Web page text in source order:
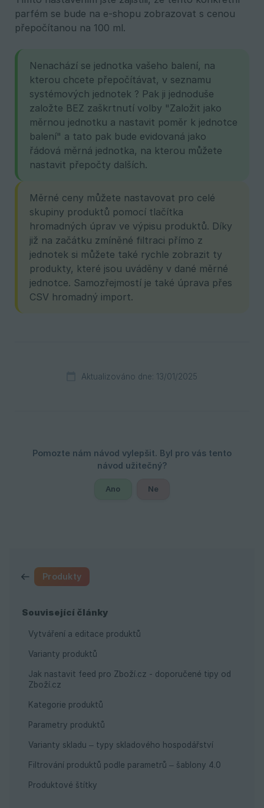
Produkty
Související články
Vytváření a editace produktů
Varianty produktů
Jak nastavit feed pro Zboží.cz - doporučené tipy od
Zboží.cz
Kategorie produktů
Parametry produktů
Varianty skladu – typy skladového hospodářství
Filtrování produktů podle parametrů – šablony 4.0
Produktové štítky
parfém se bude na e-shopu zobrazovat s cenou
přepočítanou na 100 ml.
Nenachází se jednotka vašeho balení, na
kterou chcete přepočítávat, v seznamu
systémových jednotek ? Pak ji jednoduše
založte BEZ zaškrtnutí volby "Založit jako
měrnou jednotku a nastavit poměr k jednotce
balení" a tato pak bude evidovaná jako
řádová měrná jednotka, na kterou můžete
nastavit přepočty dalších.
Měrné ceny můžete nastavovat pro celé
skupiny produktů pomocí tlačítka
hromadných úprav ve výpisu produktů. Díky
již na začátku zmíněné filtraci přímo z
jednotek si můžete také rychle zobrazit ty
produkty, které jsou uváděny v dané měrné
jednotce. Samozřejmostí je také úprava přes
CSV hromadný import.
Aktualizováno dne: 13/01/2025
Ano Ne